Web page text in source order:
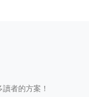
者的方案！